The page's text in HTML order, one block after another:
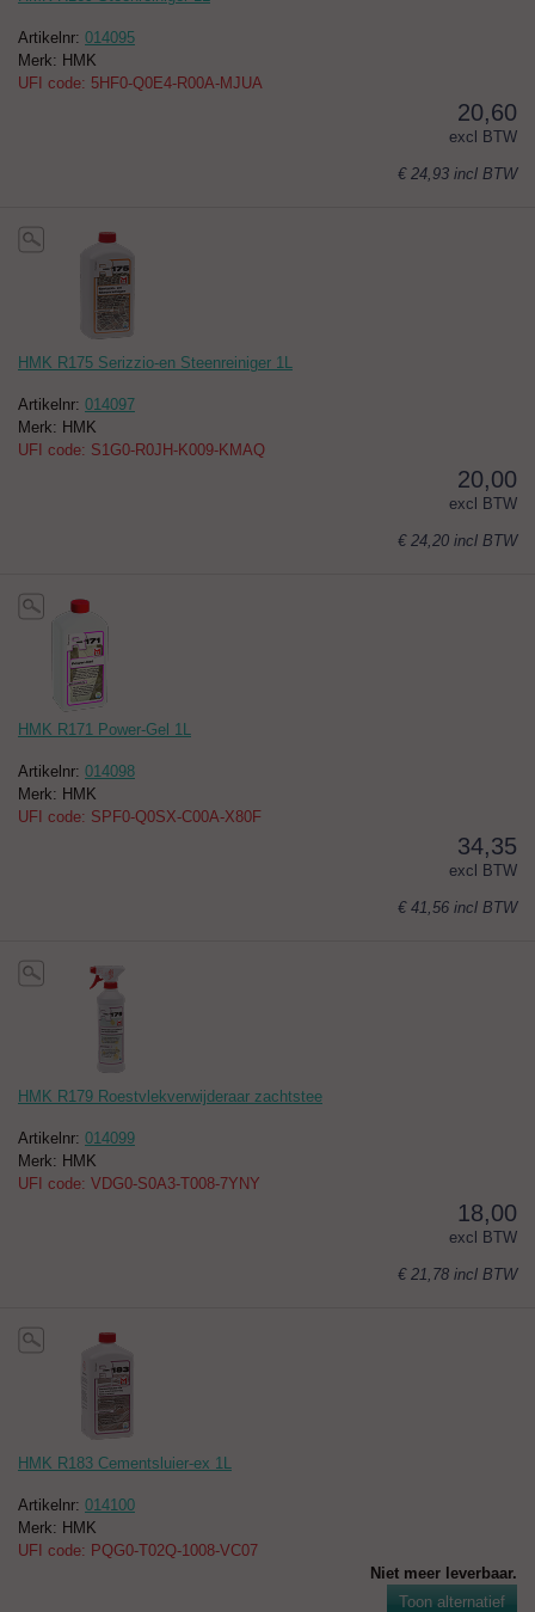
Artikelnr: 014095
Merk: HMK
UFI code: 5HF0-Q0E4-R00A-MJUA
20,60
excl BTW
€ 24,93 incl BTW
HMK R175 Serizzio-en Steenreiniger 1L
Artikelnr: 014097
Merk: HMK
UFI code: S1G0-R0JH-K009-KMAQ
20,00
excl BTW
€ 24,20 incl BTW
HMK R171 Power-Gel 1L
Artikelnr: 014098
Merk: HMK
UFI code: SPF0-Q0SX-C00A-X80F
34,35
excl BTW
€ 41,56 incl BTW
HMK R179 Roestvlekverwijderaar zachtstee
Artikelnr: 014099
Merk: HMK
UFI code: VDG0-S0A3-T008-7YNY
18,00
excl BTW
€ 21,78 incl BTW
HMK R183 Cementsluier-ex 1L
Artikelnr: 014100
Merk: HMK
UFI code: PQG0-T02Q-1008-VC07
Niet meer leverbaar.
Toon alternatief